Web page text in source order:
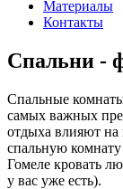
Материалы
Контакты
Cпальни -
Спальные
самых важных
отдыха влияют
спальную
Гомеле кровать
у вас уже есть).